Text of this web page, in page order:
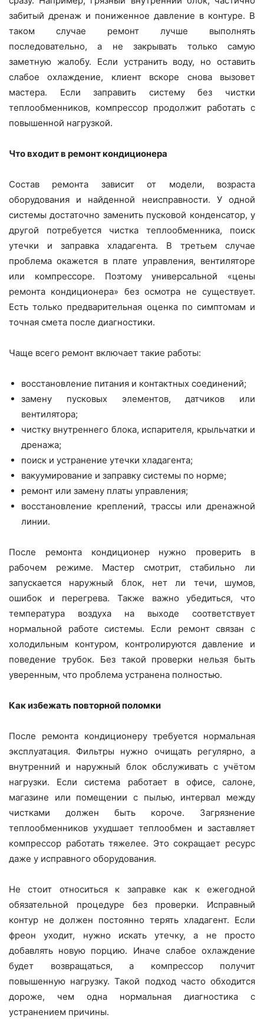
забитый дренаж и пониженное давление в контуре. В
таком случае ремонт лучше выполнять
последовательно, а не закрывать только самую
заметную жалобу. Если устранить воду, но оставить
слабое охлаждение, клиент вскоре снова вызовет
мастера. Если заправить систему без чистки
теплообменников, компрессор продолжит работать с
повышенной нагрузкой.
Что входит в ремонт кондиционера
Состав ремонта зависит от модели, возраста
оборудования и найденной неисправности. У одной
системы достаточно заменить пусковой конденсатор, у
другой потребуется чистка теплообменника, поиск
утечки и заправка хладагента. В третьем случае
проблема окажется в плате управления, вентиляторе
или компрессоре. Поэтому универсальной «цены
ремонта кондиционера» без осмотра не существует.
Есть только предварительная оценка по симптомам и
точная смета после диагностики.
Чаще всего ремонт включает такие работы:
восстановление питания и контактных соединений;
замену пусковых элементов, датчиков или
вентилятора;
чистку внутреннего блока, испарителя, крыльчатки и
дренажа;
поиск и устранение утечки хладагента;
вакуумирование и заправку системы по норме;
ремонт или замену платы управления;
восстановление креплений, трассы или дренажной
линии.
После ремонта кондиционер нужно проверить в
рабочем режиме. Мастер смотрит, стабильно ли
запускается наружный блок, нет ли течи, шумов,
ошибок и перегрева. Также важно убедиться, что
температура воздуха на выходе соответствует
нормальной работе системы. Если ремонт связан с
холодильным контуром, контролируются давление и
поведение трубок. Без такой проверки нельзя быть
уверенным, что проблема устранена полностью.
Как избежать повторной поломки
После ремонта кондиционеру требуется нормальная
эксплуатация. Фильтры нужно очищать регулярно, а
внутренний и наружный блок обслуживать с учётом
нагрузки. Если система работает в офисе, салоне,
магазине или помещении с пылью, интервал между
чистками должен быть короче. Загрязнение
теплообменников ухудшает теплообмен и заставляет
компрессор работать тяжелее. Это сокращает ресурс
даже у исправного оборудования.
Не стоит относиться к заправке как к ежегодной
обязательной процедуре без проверки. Исправный
контур не должен постоянно терять хладагент. Если
фреон уходит, нужно искать утечку, а не просто
добавлять новую порцию. Иначе слабое охлаждение
будет возвращаться, а компрессор получит
повышенную нагрузку. Такой подход часто обходится
дороже, чем одна нормальная диагностика с
устранением причины.